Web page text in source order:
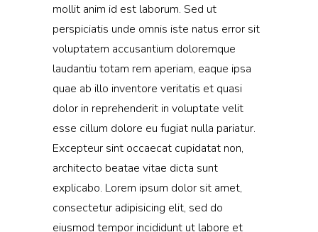
mollit anim id est laborum. Sed ut
perspiciatis unde omnis iste natus error sit
voluptatem accusantium doloremque
laudantiu totam rem aperiam, eaque ipsa
quae ab illo inventore veritatis et quasi
dolor in reprehenderit in voluptate velit
esse cillum dolore eu fugiat nulla pariatur.
Excepteur sint occaecat cupidatat non,
architecto beatae vitae dicta sunt
explicabo. Lorem ipsum dolor sit amet,
consectetur adipisicing elit, sed do
eiusmod tempor incididunt ut labore et